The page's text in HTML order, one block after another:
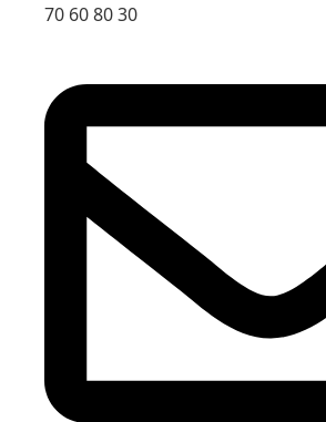
70 60 80 30